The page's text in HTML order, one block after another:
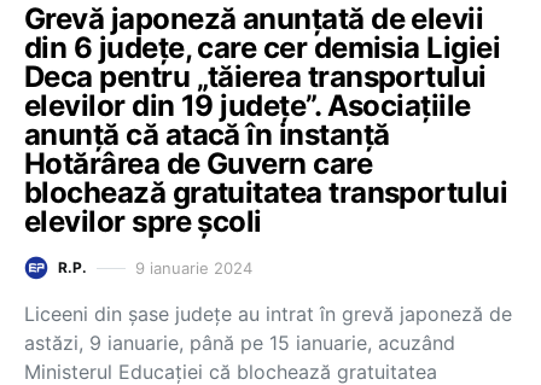
Grevă japoneză anunțată de elevii
din 6 județe, care cer demisia Ligiei
Deca pentru „tăierea transportului
elevilor din 19 judeţe”. Asociațiile
anunță că atacă în instanță
Hotărârea de Guvern care
blochează gratuitatea transportului
elevilor spre școli
R.P. 9 ianuarie 2024
Liceeni din șase județe au intrat în grevă japoneză de
astăzi, 9 ianuarie, până pe 15 ianuarie, acuzând
Ministerul Educaţiei că blochează gratuitatea